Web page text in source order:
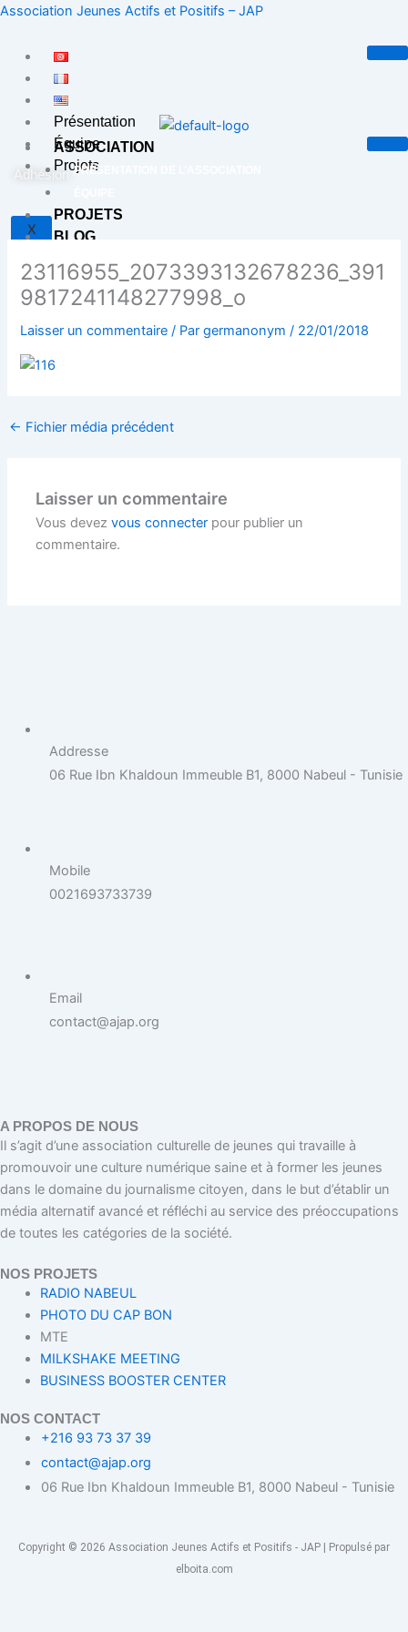
Aller
contenu
Association Jeunes Actifs et Positifs – JAP
Présentation
Équipe
Projets
X
ASSOCIATION
PRÉSENTATION DE L’ASSOCIATION
PROJETS
BLOG
X
Adhésion
23116955_2073393132678236_391
9817241148277998_o
Laisser un commentaire / Pargermanonym / 22/01/2018
← Fichier média précédent
Laisser un commentaire
Vous devezvous connecter pour publier un
commentaire.
Addresse
06 Rue Ibn Khaldoun Immeuble B1, 8000 Nabeul - Tunisie
Mobile
0021693733739
Email
contact@ajap.org
A PROPOS DE NOUS
Il s’agit d’une association culturelle de jeunes qui travaille à
promouvoir une culture numérique saine et à former les jeunes
dans le domaine du journalisme citoyen, dans le but d’établir un
média alternatif avancé et réfléchi au service des préoccupations
de toutes les catégories de la société.
NOS PROJETS
RADIO NABEUL
PHOTO DU CAP BON
MTE
MILKSHAKE MEETING
BUSINESS BOOSTER CENTER
NOS CONTACT
+216 93 73 37 39
contact@ajap.org
06 Rue Ibn Khaldoun Immeuble B1, 8000 Nabeul - Tunisie
Copyright © 2026 Association Jeunes Actifs et Positifs - JAP | Propulsé par
elboita.com